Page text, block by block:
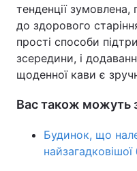
тенденції
до здорового
прості способи
зсередини, і
щоденної кави є
Вас також можуть
Будинок, що
найзагадковішої